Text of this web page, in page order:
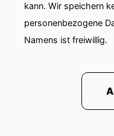
kann. Wir speichern
personenbezogene
Namens ist freiwillig.